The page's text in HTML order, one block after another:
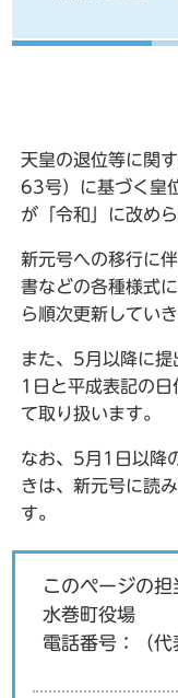
天皇の退位等に関
63号）に基づく皇
が「令和」に改めら
新元号への移行に
書などの各種様式
ら順次更新していき
また、5月以降に
1日と平成表記の
て取り扱います。
なお、5月1日以降
きは、新元号に読
す。
このページの担
水巻町役場
電話番号：
（